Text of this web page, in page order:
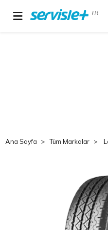
TR
Ana Sayfa Tüm Markalar